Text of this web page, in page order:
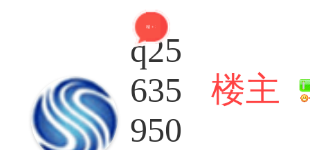
精 + 2
q25
635
950
楼主